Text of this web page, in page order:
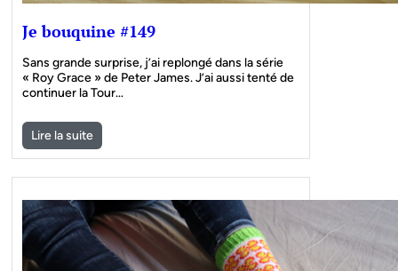
Je bouquine #149
Sans grande surprise, j’ai replongé dans la série
« Roy Grace » de Peter James. J’ai aussi tenté de
continuer la Tour…
Lire la suite